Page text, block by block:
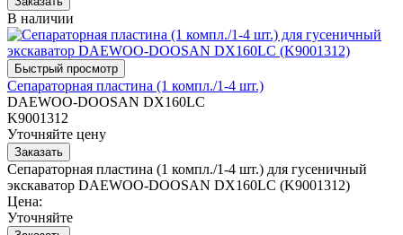
В наличии
Сепараторная пластина (1 компл./1-4 шт.)
DAEWOO-DOOSAN DX160LC
K9001312
Уточняйте цену
Сепараторная пластина (1 компл./1-4 шт.) для гусеничный
экскаватор DAEWOO-DOOSAN DX160LC (K9001312)
Цена:
Уточняйте